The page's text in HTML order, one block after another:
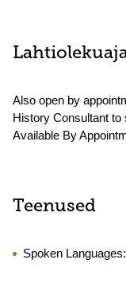
Also open by
History Consultant to
Available By
Teenused
Spoken Languages: